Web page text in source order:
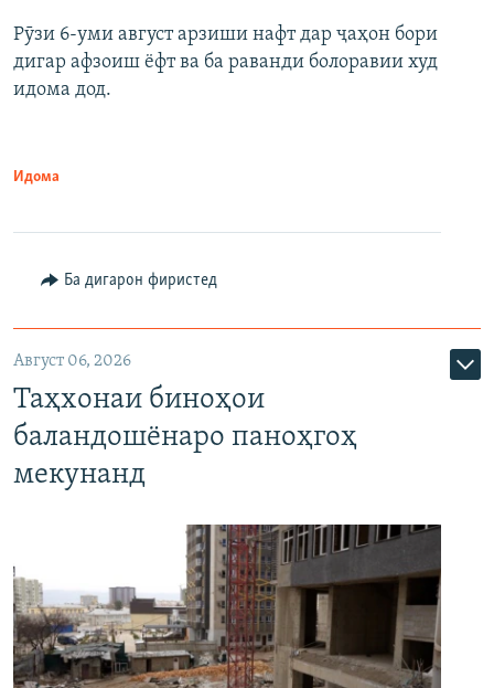
Рӯзи 6-уми август арзиши нафт дар ҷаҳон бори
дигар афзоиш ёфт ва ба раванди болоравии худ
идома дод.
Идома
Ба дигарон фиристед
Август 06, 2026
Таҳхонаи биноҳои
баландошёнаро паноҳгоҳ
мекунанд